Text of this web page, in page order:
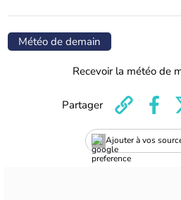
Météo de demain
Recevoir la météo de
Ajouter à vos
Partager